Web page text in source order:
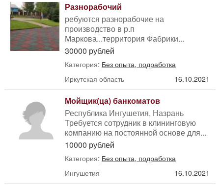
Разнорабочий
ребуются разнорабочие на
производство в р.п
Маркова...территория Фабрики...
30000 рублей
Категория: Без опыта, подработка
Иркутская область
16.10.2021
Мойщик(ца) банкоматов
Республика Ингушетия, Назрань
Требуется сотрудник в клининговую
компанию на постоянной основе для...
10000 рублей
Категория: Без опыта, подработка
Ингушетия
16.10.2021